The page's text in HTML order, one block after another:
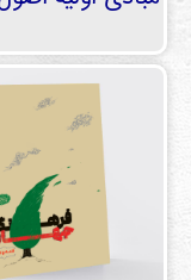
ها
کتاب
درباره
تماس
با ما